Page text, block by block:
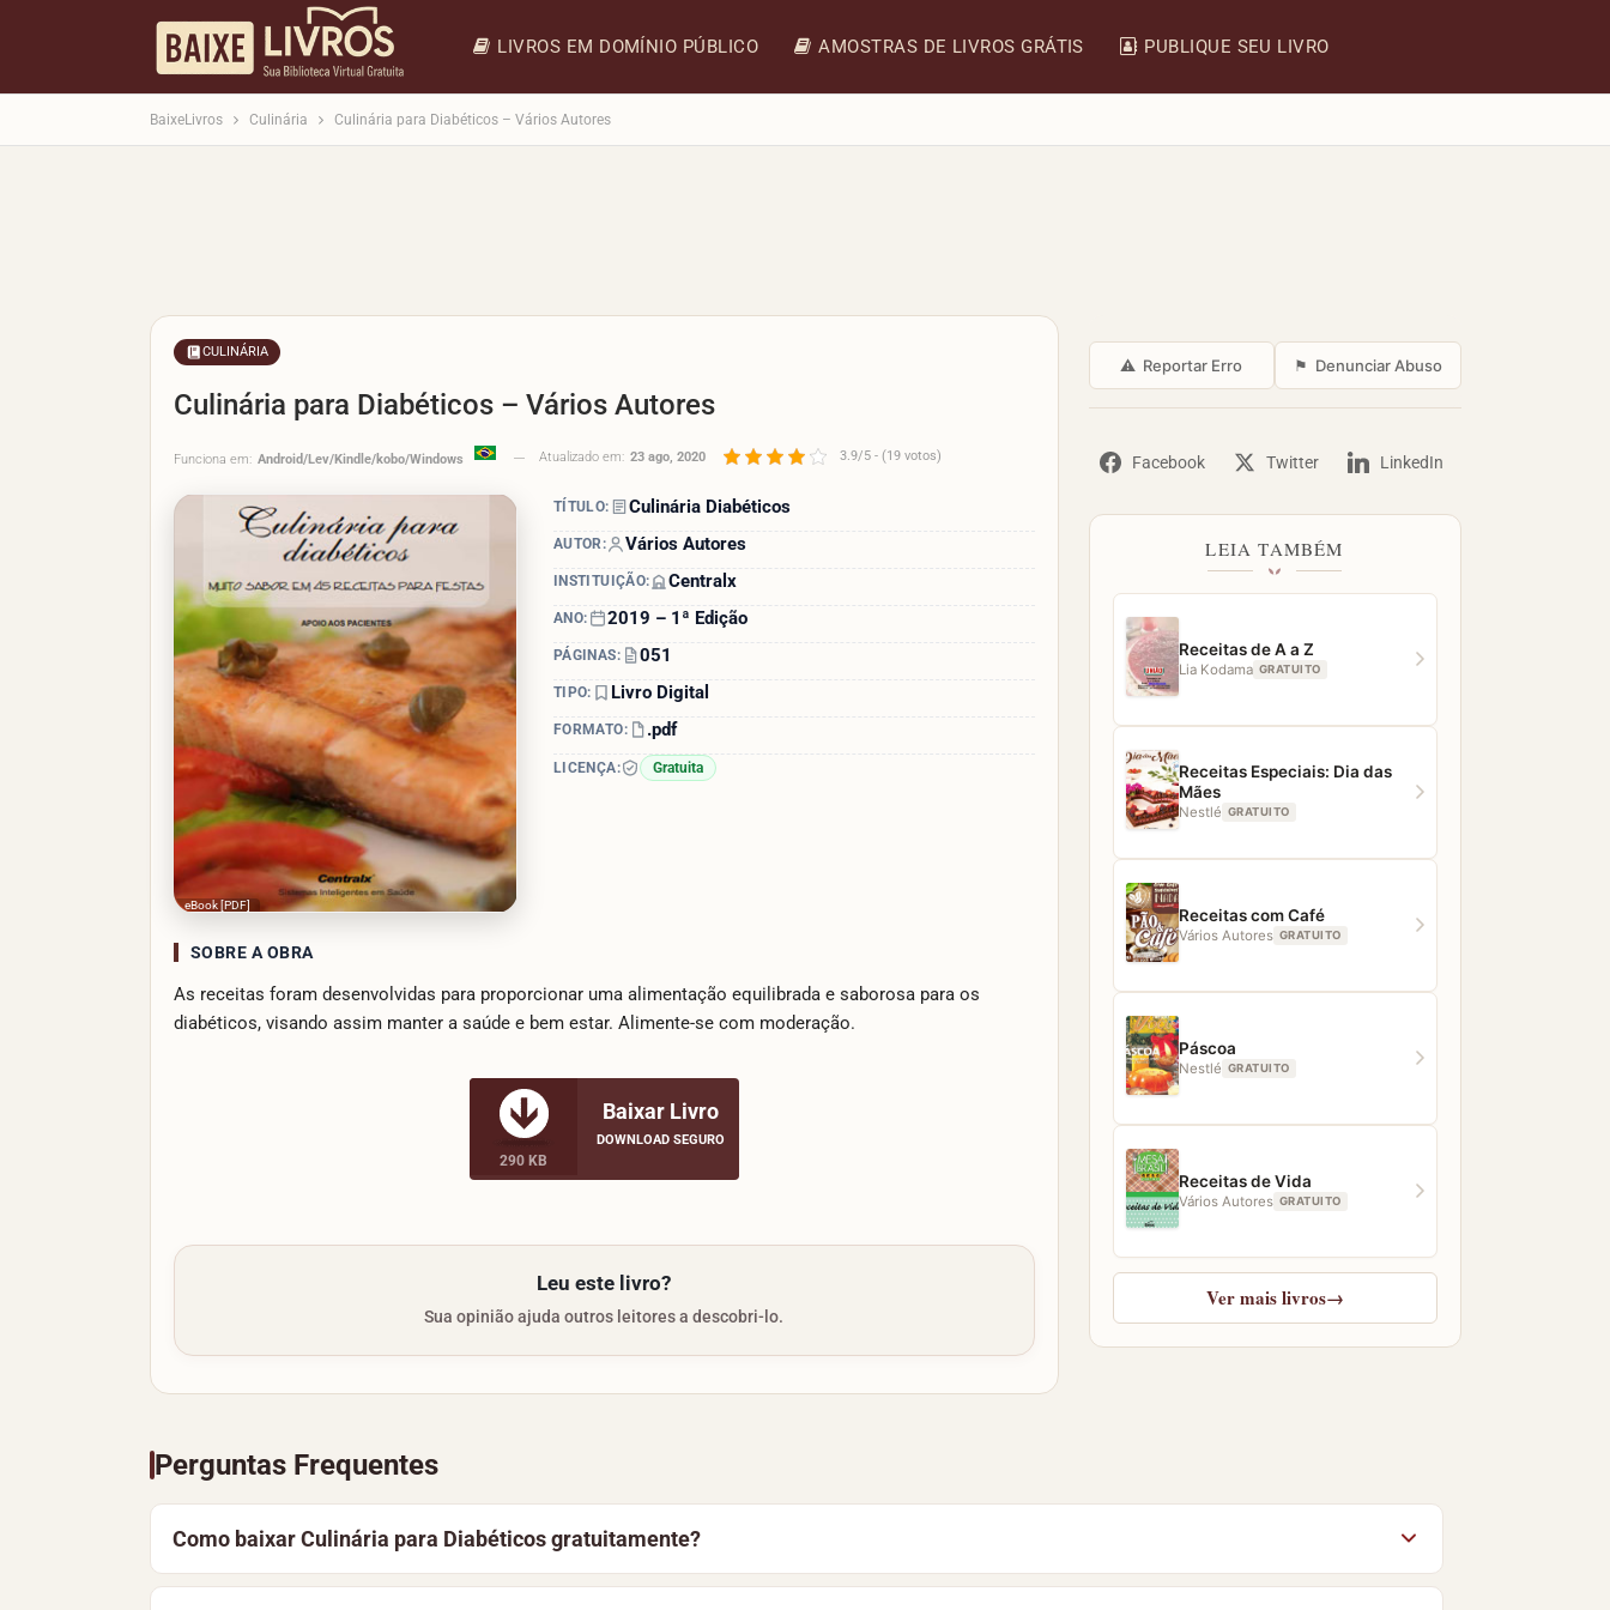
LIVROS EM DOMÍNIO PÚBLICO AMOSTRAS DE LIVROS GRÁTIS PUBLIQUE SEU LIVRO
BaixeLivros Culinária Culinária para Diabéticos – Vários Autores
CULINÁRIA
Culinária para Diabéticos – Vários Autores
Funciona em: Android/Lev/Kindle/kobo/Windows Atualizado em: 23 ago, 2020
eBook [PDF]
3.9/5 - (19 votos)
TÍTULO: Culinária Diabéticos
AUTOR: Vários Autores
INSTITUIÇÃO: Centralx
ANO: 2019 – 1ª Edição
PÁGINAS: 051
TIPO: Livro Digital
FORMATO: .pdf
LICENÇA: Gratuita
SOBRE A OBRA
As receitas foram desenvolvidas para proporcionar uma alimentação equilibrada e saborosa para os
diabéticos, visando assim manter a saúde e bem estar. Alimente-se com moderação.
290 KB
Baixar Livro
DOWNLOAD SEGURO
Leu este livro?
Sua opinião ajuda outros leitores a descobri-lo.
Perguntas Frequentes
Como baixar Culinária para Diabéticos gratuitamente?
Para baixar Culinária para Diabéticos, clique no botão “Baixar Livro” nesta página, o download começa sem custo algum. Você também
⚠ Reportar Erro ⚑ Denunciar Abuso
Facebook Twitter LinkedIn
LEIA TAMBÉM
Receitas de A a Z
Lia Kodama GRATUITO
Receitas Especiais: Dia das
Mães
Nestlé GRATUITO
Receitas com Café
Vários Autores GRATUITO
Páscoa
Nestlé GRATUITO
Receitas de Vida
Vários Autores GRATUITO
Ver mais livros→